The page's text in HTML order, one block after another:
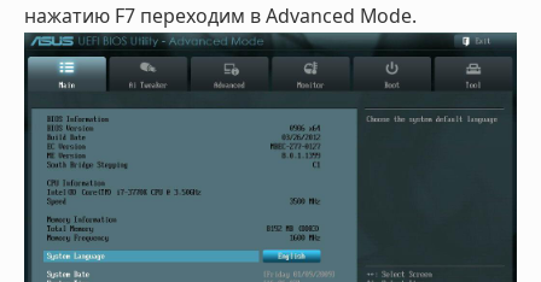
нажатию F7 переходим в Advanced Mode.